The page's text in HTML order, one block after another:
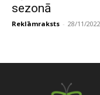
sezonā
Reklāmraksts - 28/11/2022